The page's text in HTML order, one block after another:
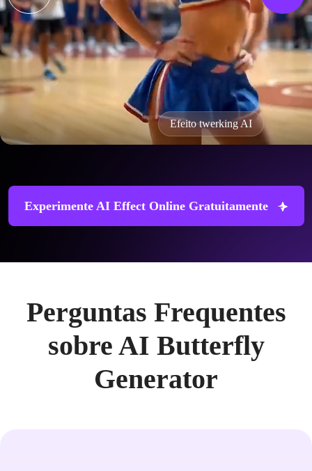
Efeito twerking AI
Experimente AI Effect Online Gratuitamente
Perguntas Frequentes
sobre AI Butterfly
Generator